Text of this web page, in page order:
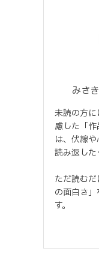
みさ
未読の方
慮した「
は、伏線
読み返した
ただ読む
の面白さ
す。